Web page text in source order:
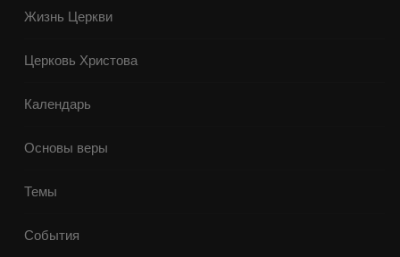
Жизнь Церкви
Церковь Христова
Календарь
Основы веры
Темы
События